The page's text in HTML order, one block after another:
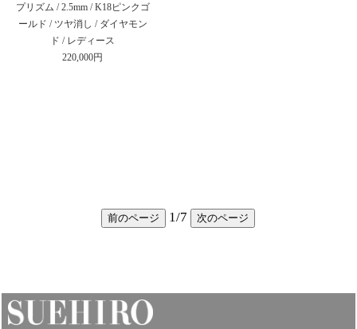
プリズム / 2.5mm / K18ピンクゴ
ールド / ツヤ消し / ダイヤモン
ド / レディース
220,000円
前のページ 1/7 次のページ